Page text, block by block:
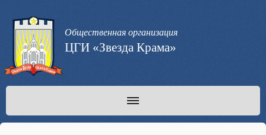
Общественная организация
ЦГИ «Звезда Крама»